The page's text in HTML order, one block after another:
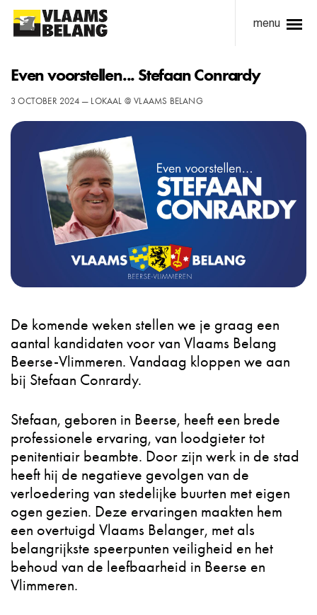
menu
Even voorstellen... Stefaan Conrardy
3 OCTOBER 2024 — LOKAAL @ VLAAMS BELANG
De komende weken stellen we je graag een
aantal kandidaten voor van Vlaams Belang
Beerse-Vlimmeren. Vandaag kloppen we aan
bij Stefaan Conrardy.
Stefaan, geboren in Beerse, heeft een brede
professionele ervaring, van loodgieter tot
penitentiair beambte. Door zijn werk in de stad
heeft hij de negatieve gevolgen van de
verloedering van stedelijke buurten met eigen
ogen gezien. Deze ervaringen maakten hem
een overtuigd Vlaams Belanger, met als
belangrijkste speerpunten veiligheid en het
behoud van de leefbaarheid in Beerse en
Vlimmeren.